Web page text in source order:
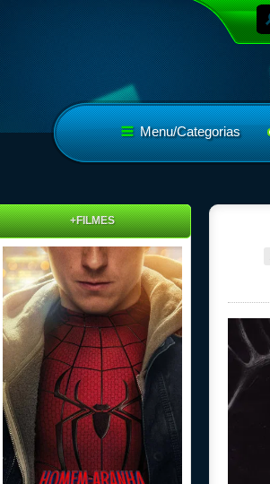
Menu/Categorias
+FILMES